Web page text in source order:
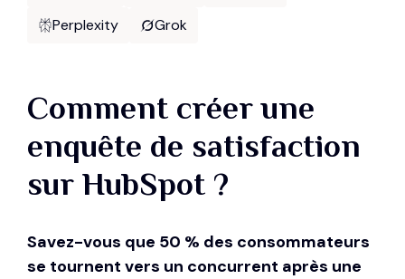
Perplexity
Grok
Comment créer une
enquête de satisfaction
sur HubSpot ?
Savez-vous que 50 % des consommateurs
se tournent vers un concurrent après une